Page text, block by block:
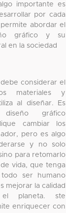
importante es
por cada
abordar el
gráfico y su
en la sociedad
considerar el
materiales y
al diseñar. Es
gráfico
cambiar los
pero es algo
y no solo
para retomarlo
vida, que tenga
ser humano
mejorar la calidad
planeta. ste
enriquecer con